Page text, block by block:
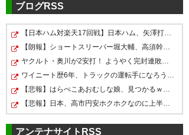
(A) (B747_300SR)
試合終了 レノファ山口1-1ヴァ
ンフォーレ甲府 最後まで信じて
良かった 良く追いついた レノフ
ァのゴール裏はよくやったコー
#vfk J2残留に向けて、格上山口
相手から貴重な勝ち点1をゲット
したぞ（白目）
— 一歩⚽5/3 vs山口⚽⚡5/5でん
ぱｼｰｸﾚｯﾄｲﾍﾞ⚡ (MEBIUS502)
2018, 5月 3
ヴァンフォーレ甲府の連続無敗
記録が3試合になりました。 こ
のまま新記録を目指すのだ。 3
位のレノファ山口さんに16位だ
か何位だかのヴァンフォーレ甲
府が引き分ける事ができた試合
ブログRSS
【日本ハム対楽天17回戦】日本ハム、矢澤打が敵失策誘い…
【朗報】ショートスリーパー堀大輔、高須幹弥にブチギレ…
ヤクルト・奥川が2安打！ ようやく完封連敗ストップでBク…
ワイニート歴6年、トラックの運転手になろうと思う
【悲報】はらぺこあおむしな娘、見つかるｗｗｗｗｗｗｗ
【悲報】日本、高市円安ホクホクなのに上半期の輸出額が…
アンテナサイトRSS